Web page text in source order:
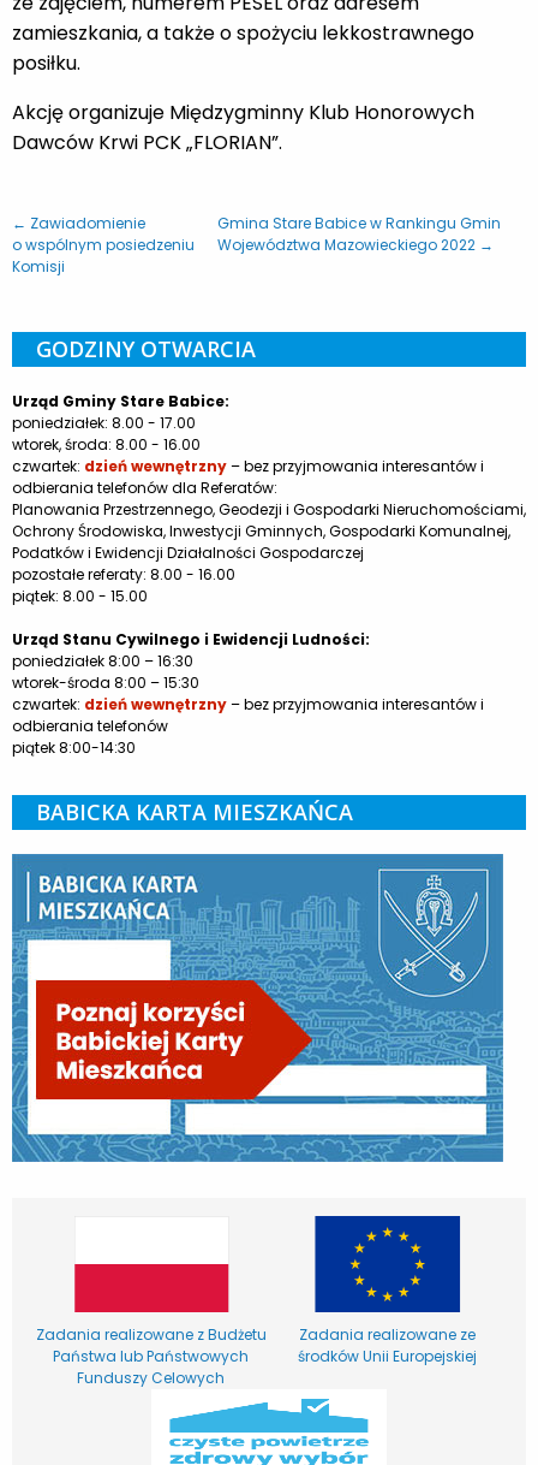
zamieszkania, a także o spożyciu lekkostrawnego
posiłku.
Akcję organizuje Międzygminny Klub Honorowych
Dawców Krwi PCK „FLORIAN”.
← Zawiadomienie
o wspólnym posiedzeniu
Komisji
Gmina Stare Babice w Rankingu Gmin
Województwa Mazowieckiego 2022 →
GODZINY OTWARCIA
Urząd Gminy Stare Babice:
poniedziałek: 8.00 - 17.00
wtorek, środa: 8.00 - 16.00
czwartek: dzień wewnętrzny– bez przyjmowania interesantów i
odbierania telefonów dla Referatów:
Planowania Przestrzennego, Geodezji i Gospodarki Nieruchomościami,
Ochrony Środowiska, Inwestycji Gminnych, Gospodarki Komunalnej,
Podatków i Ewidencji Działalności Gospodarczej
pozostałe referaty: 8.00 - 16.00
piątek: 8.00 - 15.00
Urząd Stanu Cywilnego i Ewidencji Ludności:
poniedziałek 8:00 – 16:30
wtorek-środa 8:00 – 15:30
czwartek: dzień wewnętrzny– bez przyjmowania interesantów i
odbierania telefonów
piątek 8:00-14:30
BABICKA KARTA MIESZKAŃCA
Zadania realizowane z Budżetu
Państwa lub Państwowych
Funduszy Celowych
Zadania realizowane ze
środków Unii Europejskiej